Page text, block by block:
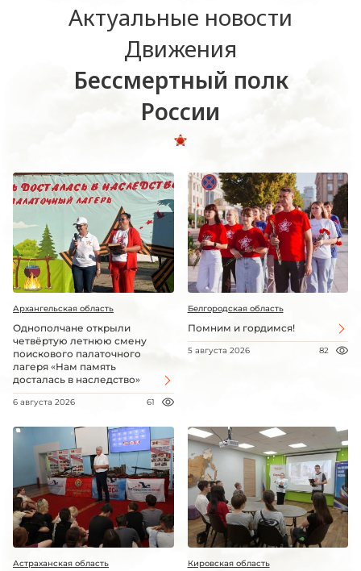
Актуальные новости
Движения
Бессмертный полк
России
Архангельская область
Однополчане открыли
четвёртую летнюю смену
поискового палаточного
лагеря «Нам память
досталась в наследство»
6 августа 2026 61
Белгородская область
Помним и гордимся!
5 августа 2026 82
Астраханская область Кировская область